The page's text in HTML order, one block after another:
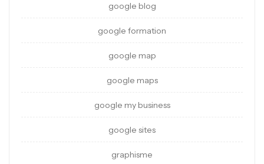
google blog
google formation
google map
google maps
google my business
google sites
graphisme